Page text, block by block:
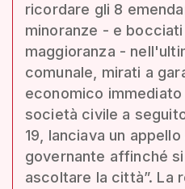
ricordare gli 8
minoranze - e
maggioranza -
comunale, mirati a
economico
società civile a
19, lanciava un
governante affinché
ascoltare la città”. La